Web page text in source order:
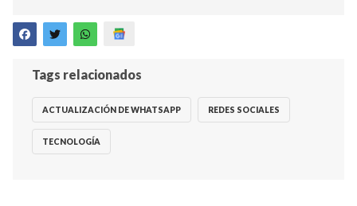
Tags relacionados
ACTUALIZACIÓN DE WHATSAPP REDES SOCIALES
TECNOLOGÍA